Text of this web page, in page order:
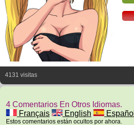
4131 visitas
4 Comentarios En Otros Idiomas.
Français
English Español
Estos comentarios están ocultos por ahora.